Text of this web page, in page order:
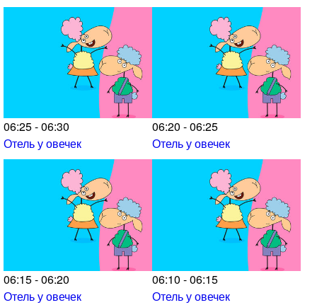
06:25 - 06:30
Отель у овечек
06:20 - 06:25
Отель у овечек
06:15 - 06:20
Отель у овечек
06:10 - 06:15
Отель у овечек